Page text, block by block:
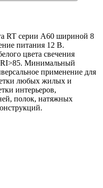
RT серии A60 шириной 8
питания 12 В.
цвета свечения
Минимальный
применение для
любых жилых и
интерьеров,
полок, натяжных